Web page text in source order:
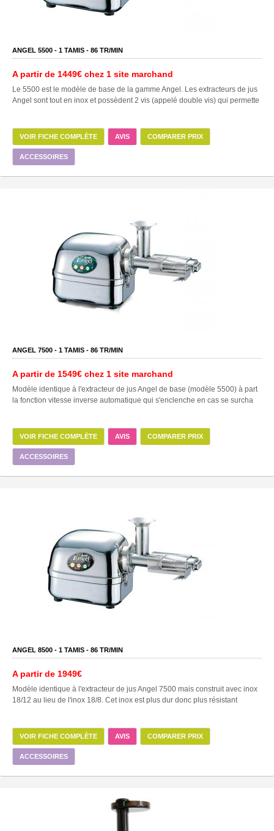
ANGEL 5500 - 1 TAMIS - 86 TR/MIN
A partir de 1449€ chez 1 site marchand
Le 5500 est le modèle de base de la gamme Angel. Les extracteurs de jus
Angel sont tout en inox et possèdent 2 vis (appelé double vis) qui permette
VOIR FICHE COMPLÈTE AVIS COMPARER PRIX
ACCESSOIRES
ANGEL 7500 - 1 TAMIS - 86 TR/MIN
A partir de 1549€ chez 1 site marchand
Modèle identique à l'extracteur de jus Angel de base (modèle 5500) à part
la fonction vitesse inverse automatique qui s'enclenche en cas se surcha
VOIR FICHE COMPLÈTE AVIS COMPARER PRIX
ACCESSOIRES
ANGEL 8500 - 1 TAMIS - 86 TR/MIN
A partir de 1949€
Modèle identique à l'extracteur de jus Angel 7500 mais construit avec inox
18/12 au lieu de l'inox 18/8. Cet inox est plus dur donc plus résistant
VOIR FICHE COMPLÈTE AVIS COMPARER PRIX
ACCESSOIRES